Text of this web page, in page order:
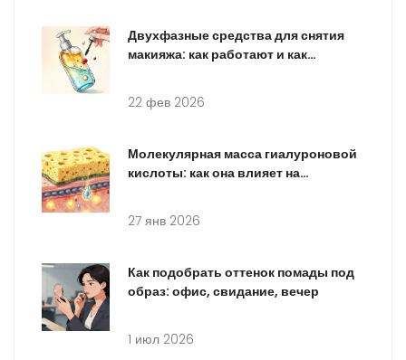
Двухфазные средства для снятия
макияжа: как работают и как
22 фев 2026
Молекулярная масса гиалуроновой
кислоты: как она влияет на
27 янв 2026
Как подобрать оттенок помады под
образ: офис, свидание, вечер
1 июл 2026